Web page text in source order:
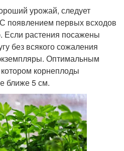
урожай, следует
появлением первых всходов
Если растения посажены
без всякого сожаления
Оптимальным
корнеплоды
ближе 5 см.